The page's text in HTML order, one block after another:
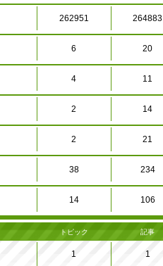
262951 264883
6 20
4 11
2 14
2 21
38 234
14 106
トピック 記事
1 1